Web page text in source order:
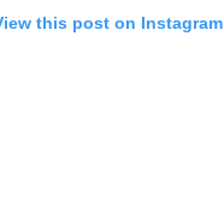
this post on Instagram